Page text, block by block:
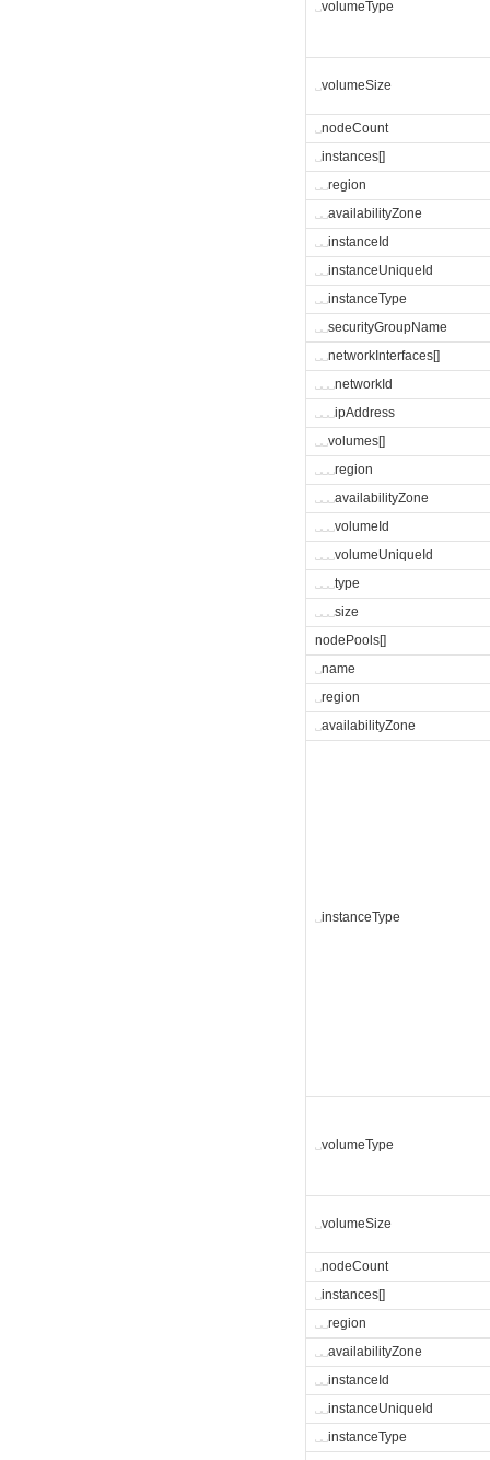
␣volumeType
␣volumeSize
␣nodeCount
␣instances[]
␣␣region
␣␣availabilityZone
␣␣instanceId
␣␣instanceUniqueId
␣␣instanceType
␣␣securityGroupName
␣␣networkInterfaces[]
␣␣␣networkId
␣␣␣ipAddress
␣␣volumes[]
␣␣␣region
␣␣␣availabilityZone
␣␣␣volumeId
␣␣␣volumeUniqueId
␣␣␣type
␣␣␣size
nodePools[]
␣name
␣region
␣availabilityZone
␣instanceType
␣volumeType
␣volumeSize
␣nodeCount
␣instances[]
␣␣region
␣␣availabilityZone
␣␣instanceId
␣␣instanceUniqueId
␣␣instanceType